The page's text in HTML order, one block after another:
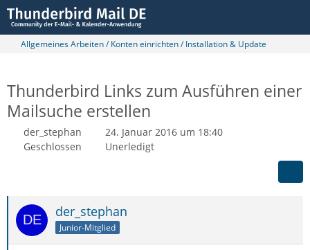
Allgemeines Arbeiten / Konten einrichten / Installation & Update
Thunderbird Links zum Ausführen einer
Mailsuche erstellen
der_stephan
24. Januar 2016 um 18:40
Geschlossen
Unerledigt
der_stephan
Junior-Mitglied